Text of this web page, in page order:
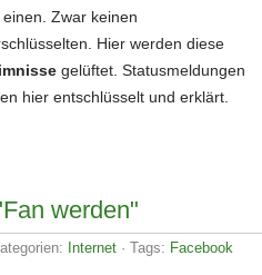
Zwar keinen
Hier werden diese
gelüftet. Statusmeldungen
hier entschlüsselt und erklärt.
werden"
Internet · Tags: Facebook